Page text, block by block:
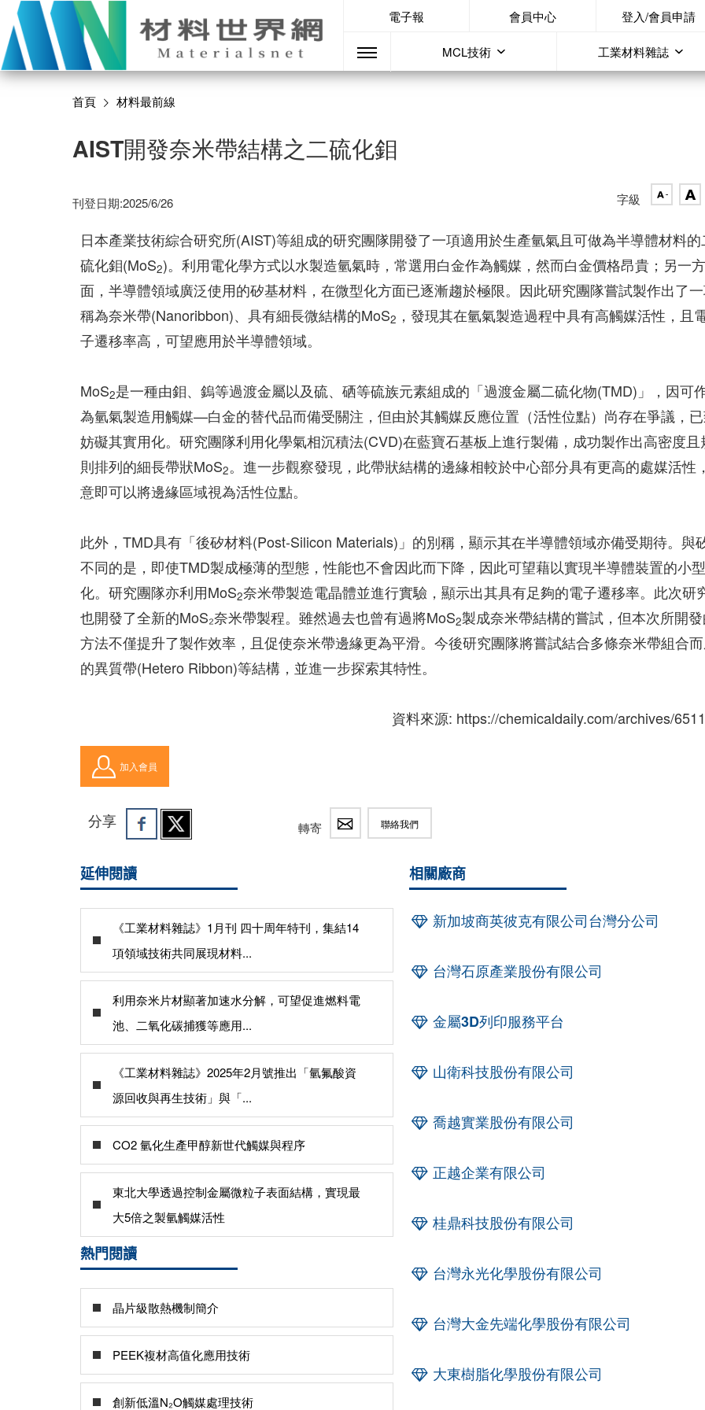
電子報 會員中心 登入/會員申請
MCL技術 工業材料雜誌
首頁 材料最前線
AIST開發奈米帶結構之二硫化鉬
刊登日期:2025/6/26 字級
日本產業技術綜合研究所(AIST)等組成的研究團隊開發了一項適用於生產氫氣且可做為半導體材料的
硫化鉬(MoS2)。利用電化學方式以水製造氫氣時，常選用白金作為觸媒，然而白金價格昂貴；另一方
面，半導體領域廣泛使用的矽基材料，在微型化方面已逐漸趨於極限。因此研究團隊嘗試製作出了
稱為奈米帶(Nanoribbon)、具有細長微結構的MoS2 ，發現其在氫氣製造過程中具有高觸媒活性，且
子遷移率高，可望應用於半導體領域。
MoS2是一種由鉬、鎢等過渡金屬以及硫、硒等硫族元素組成的「過渡金屬二硫化物(TMD)」，因可
為氫氣製造用觸媒—白金的替代品而備受關注，但由於其觸媒反應位置（活性位點）尚存在爭議，
妨礙其實用化。研究團隊利用化學氣相沉積法(CVD)在藍寶石基板上進行製備，成功製作出高密度且
則排列的細長帶狀MoS2。進一步觀察發現，此帶狀結構的邊緣相較於中心部分具有更高的處媒活性
意即可以將邊緣區域視為活性位點。
此外，TMD具有「後矽材料(Post-Silicon Materials)」的別稱，顯示其在半導體領域亦備受期待。與
不同的是，即使TMD製成極薄的型態，性能也不會因此而下降，因此可望藉以實現半導體裝置的小型
化。研究團隊亦利用MoS2奈米帶製造電晶體並進行實驗，顯示出其具有足夠的電子遷移率。此次研
也開發了全新的MoS₂奈米帶製程。雖然過去也曾有過將MoS2製成奈米帶結構的嘗試，但本次所開
方法不僅提升了製作效率，且促使奈米帶邊緣更為平滑。今後研究團隊將嘗試結合多條奈米帶組合
的異質帶(Hetero Ribbon)等結構，並進一步探索其特性。
資料來源: https://chemicaldaily.com/archives/
加入會員
分享 轉寄 聯絡我們
延伸閱讀
《工業材料雜誌》1月刊 四十周年特刊，集結14
項領域技術共同展現材料...
利用奈米片材顯著加速水分解，可望促進燃料電
池、二氧化碳捕獲等應用...
《工業材料雜誌》2025年2月號推出「氫氟酸資
源回收與再生技術」與「...
CO2 氫化生產甲醇新世代觸媒與程序
東北大學透過控制金屬微粒子表面結構，實現最
大5倍之製氫觸媒活性
熱門閱讀
晶片級散熱機制簡介
PEEK複材高值化應用技術
創新低溫N₂O觸媒處理技術
相關廠商
新加坡商英彼克有限公司台灣分公司
台灣石原產業股份有限公司
金屬3D列印服務平台
山衛科技股份有限公司
喬越實業股份有限公司
正越企業有限公司
桂鼎科技股份有限公司
台灣永光化學股份有限公司
台灣大金先端化學股份有限公司
大東樹脂化學股份有限公司